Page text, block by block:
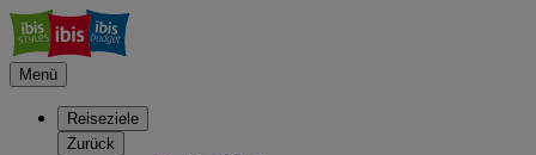
Menü
Reiseziele
Zurück